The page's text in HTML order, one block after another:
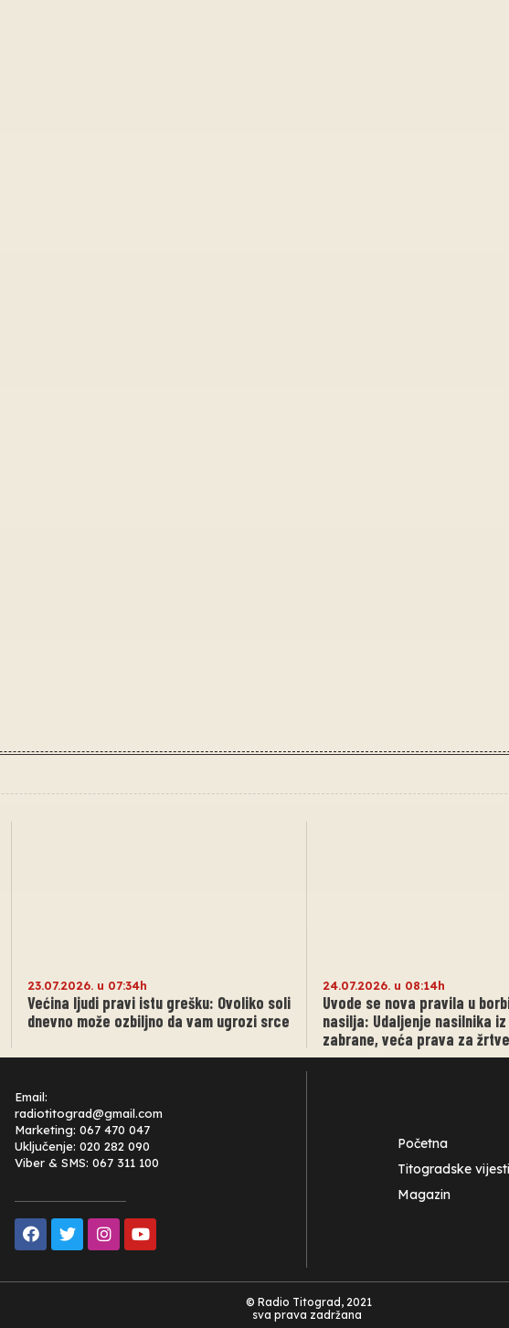
23.07.2026. u 07:34h
Većina ljudi pravi istu grešku: Ovoliko soli
dnevno može ozbiljno da vam ugrozi srce
24.07.2026. u 08:14h
Uvode se nova pravila u
nasilja: Udaljenje nasilnika
zabrane, veća prava za žrtve
Email:
radiotitograd@gmail.com
Marketing: 067 470 047
Uključenje: 020 282 090
Viber & SMS: 067 311 100
Početna
Titogradske vijesti
Magazin
© Radio Titograd, 2021
sva prava zadržana